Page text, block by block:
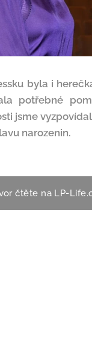
byla i
potřebné
jsme
narozenin.
čtěte na LP-